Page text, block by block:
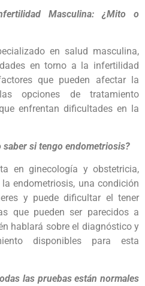
Masculina: ¿Mito o
en salud masculina,
en torno a la infertilidad
que pueden afectar la
opciones de tratamiento
enfrentan dificultades en la
saber si tengo endometriosis?
en ginecología y obstetricia,
endometriosis, una condición
y puede dificultar el tener
que pueden ser parecidos a
hablará sobre el diagnóstico y
disponibles para esta
las pruebas están normales